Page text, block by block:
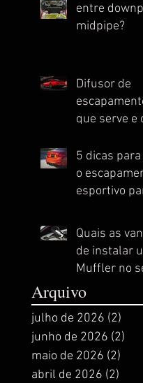
entre
midpipe?
Difusor de
que serve e
automóvel
5 dicas para
o
esportivo
Quais as
de instalar
Muffler no
Arquivo
julho de 2026 (2)
junho de 2026 (2)
maio de 2026 (2)
abril de 2026 (2)